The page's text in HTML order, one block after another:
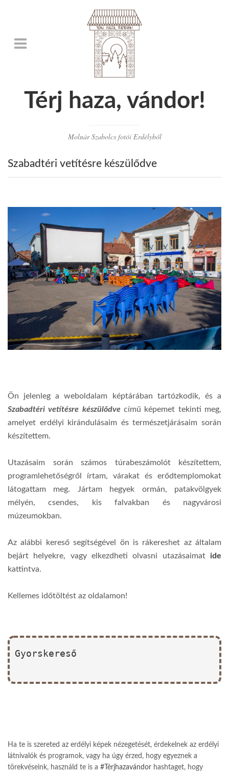
Térj haza, vándor!
Molnár Szabolcs fotói Erdélyből
Szabadtéri vetítésre készülődve
Ön jelenleg a weboldalam képtárában tartózkodik, és a
Szabadtéri vetítésre készülődvecímű képemet tekinti meg,
amelyet erdélyi kirándulásaim és természetjárásaim során
készítettem.
Utazásaim során számos túrabeszámolót készítettem,
programlehetőségről írtam, várakat és erődtemplomokat
látogattam meg. Jártam hegyek ormán, patakvölgyek
mélyén, csendes, kis falvakban és nagyvárosi
múzeumokban.
Az alábbi kereső segítségével ön is rákereshet az általam
bejárt helyekre, vagy elkezdheti olvasni utazásaimat ide
kattintva.
Kellemes időtöltést az oldalamon!
Gyorskereső
Ha te is szereted az erdélyi képek nézegetését, érdekelnek az erdélyi
látnivalók és programok, vagy ha úgy érzed, hogy egyeznek a
törekvéseink, használd te is a #Térjhazavándor hashtaget, hogy